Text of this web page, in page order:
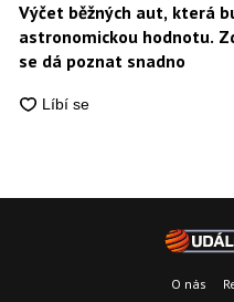
Výčet běžných aut, která
astronomickou hodnotu.
se dá poznat snadno
O nás